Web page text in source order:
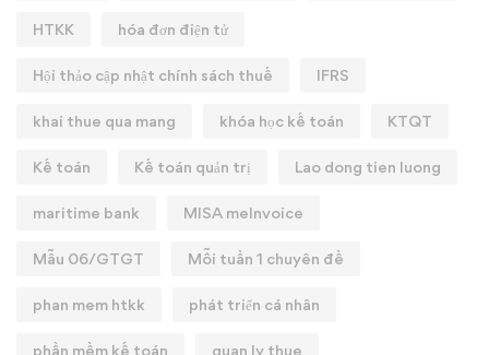
HTKK hóa đơn điện tử
Hội thảo cập nhật chính sách thuế IFRS
khai thue qua mang khóa học kế toán KTQT
Kế toán Kế toán quản trị Lao dong tien luong
maritime bank MISA meInvoice
Mẫu 06/GTGT Mỗi tuần 1 chuyên đề
phan mem htkk phát triển cá nhân
phần mềm kế toán quan ly thue